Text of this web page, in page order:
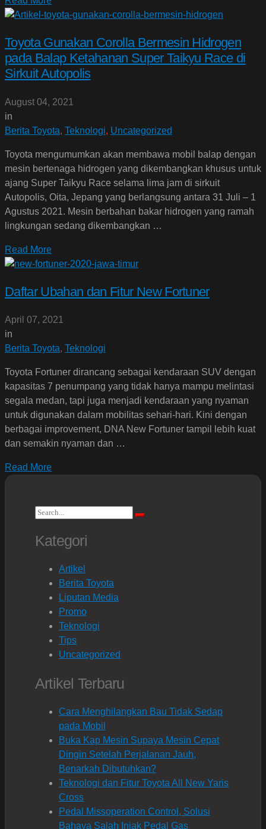
Toyota Gunakan Corolla Bermesin Hidrogen
pada Balap Ketahanan Super Taikyu Race di
Sirkuit Autopolis
August 04, 2021
in
Berita Toyota, Teknologi, Uncategorized
Toyota mengumumkan akan membawa mobil balap dengan
mesin bertenaga hidrogen yang dikembangkan khusus untuk
ajang Super Taikyu Race selama lima jam di sirkuit
Autopolis, Oita, Jepang yang berlangsung antara 31 Juli – 1
Agustus 2021. Mesin berbahan bakar hidrogen yang ramah
lingkungan sedang dikembangkan …
Read More
Daftar Ubahan dan Fitur New Fortuner
April 07, 2021
in
Berita Toyota, Teknologi
Toyota Fortuner dirancang sebagai kendaraan SUV dengan
kapasitas 7 penumpang yang tidak hanya mampu melintasi
segala medan, tapi juga menjadi kendaraan yang nyaman
untuk digunakan dalam mobilitas sehari-hari. Kini dengan
berbagai improvement, DNA New Fortuner tampil lebih kuat
dan semakin nyaman dan …
Read More
Search
Search
Kategori
Artikel
Berita Toyota
Liputan Media
Promo
Teknologi
Tips
Uncategorized
Artikel Terbaru
Cara Menghilangkan Bau Tidak Sedap
pada Mobil
Buka Kap Mesin Supaya Mesin Cepat
Dingin Setelah Perjalanan Jauh,
Benarkah Dibutuhkan?
Teknologi dan Fitur Toyota All New Yaris
Cross
Pedal Missoperation Control, Solusi
Bahaya Salah Injak Pedal Gas